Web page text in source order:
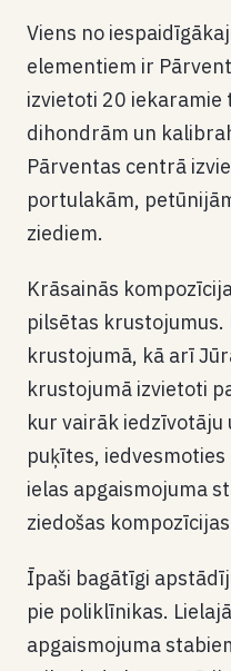
Viens no
elementiem ir
izvietoti 20 iekaramie
dihondrām un
Pārventas centrā
portulakām,
ziediem.
Krāsainās
pilsētas krustojumus.
krustojumā, kā arī
krustojumā izvietoti
kur vairāk
puķītes,
ielas apgaismojuma
ziedošas
Īpaši bagātīgi
pie poliklīnikas.
apgaismojuma